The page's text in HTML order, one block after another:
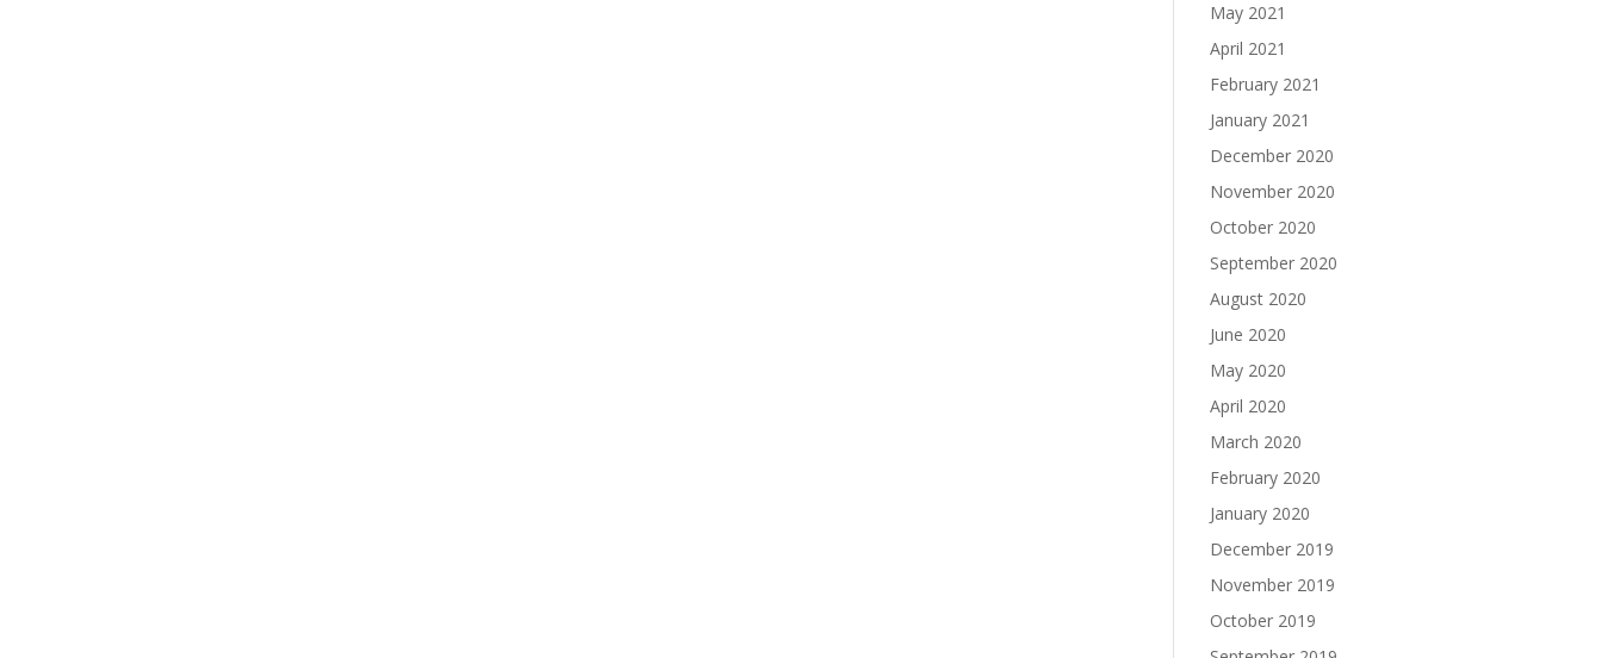
May 2021
April 2021
February 2021
January 2021
December 2020
November 2020
October 2020
September 2020
August 2020
June 2020
May 2020
April 2020
March 2020
February 2020
January 2020
December 2019
November 2019
October 2019